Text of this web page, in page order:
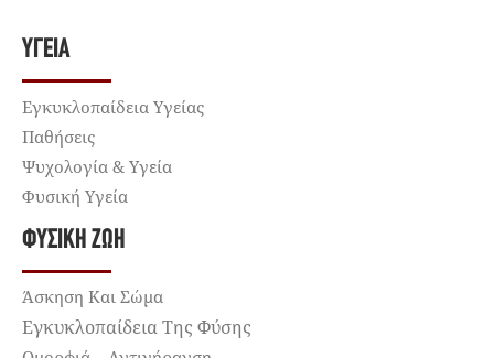
ΥΓΕΊΑ
Εγκυκλοπαίδεια Υγείας
Παθήσεις
Ψυχολογία & Υγεία
Φυσική Υγεία
ΦΥΣΙΚΉ ΖΩΉ
Άσκηση Και Σώμα
Εγκυκλοπαίδεια Της Φύσης